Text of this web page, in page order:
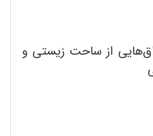
از ساحت زیستی و